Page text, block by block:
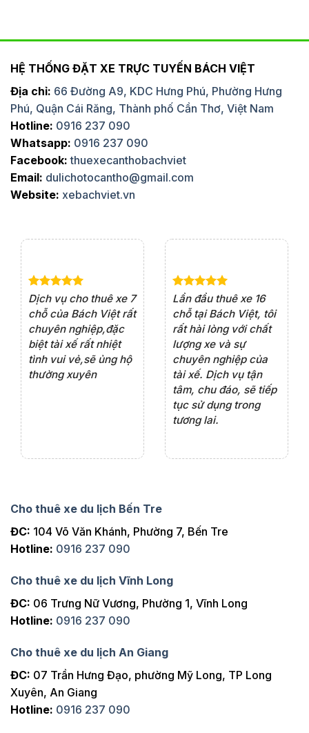
HỆ THỐNG ĐẶT XE TRỰC TUYẾN BÁCH VIỆT
Địa chỉ: 66 Đường A9, KDC Hưng Phú, Phường Hưng
Phú, Quận Cái Răng, Thành phố Cần Thơ, Việt Nam
Hotline: 0916 237 090
Whatsapp: 0916 237 090
Facebook: thuexecanthobachviet
Email: dulichotocantho@gmail.com
Website: xebachviet.vn
Dịch vụ cho thuê xe 7
chỗ của Bách Việt rất
chuyên nghiệp,đặc
biệt tài xế rất nhiệt
tình vui vẻ,sẽ ủng hộ
thường xuyên
Lần đầu thuê xe 16
chỗ tại Bách Việt, tôi
rất hài lòng với chất
lượng xe và sự
chuyên nghiệp của
tài xế. Dịch vụ tận
tâm, chu đáo, sẽ tiếp
tục sử dụng trong
tương lai.
Cho thuê xe du lịch Bến Tre
ĐC: 104 Võ Văn Khánh, Phường 7, Bến Tre
Hotline: 0916 237 090
Cho thuê xe du lịch Vĩnh Long
ĐC: 06 Trưng Nữ Vương, Phường 1, Vĩnh Long
Hotline: 0916 237 090
Cho thuê xe du lịch An Giang
ĐC: 07 Trần Hưng Đạo, phường Mỹ Long, TP Long
Xuyên, An Giang
Hotline: 0916 237 090